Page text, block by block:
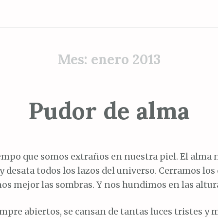
Mes: enero 2013
Pudor de alma
que somos extraños en nuestra piel. El alma
desata todos los lazos del universo. Cerramos los
mejor las sombras. Y nos hundimos en las
abiertos, se cansan de tantas luces tristes y